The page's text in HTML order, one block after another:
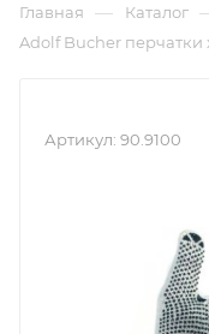
Главная — Каталог
Adolf Bucher перчатки
Артикул: 90.9100